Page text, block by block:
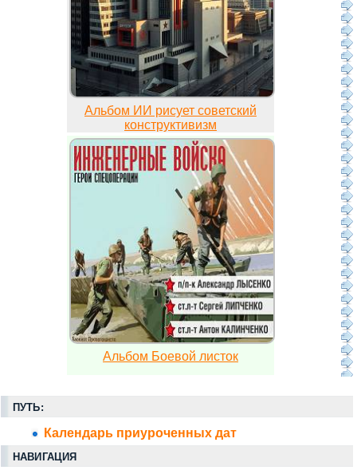
Альбом ИИ рисует советский
конструктивизм
Альбом Боевой листок
ПУТЬ:
Календарь приуроченных дат
НАВИГАЦИЯ